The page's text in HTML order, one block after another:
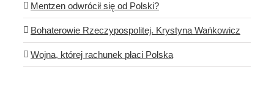
Mentzen odwrócił się od Polski?
Bohaterowie Rzeczypospolitej. Krystyna Wańkowicz
Wojna, której rachunek płaci Polska